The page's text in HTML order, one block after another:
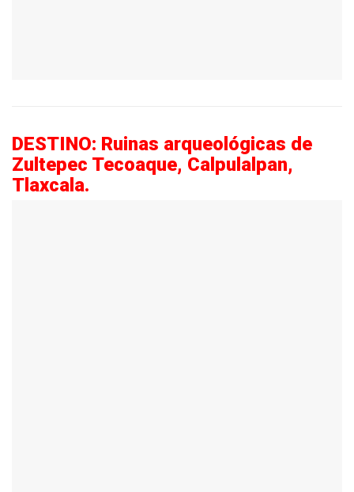
DESTINO: Ruinas arqueológicas de
Zultepec Tecoaque, Calpulalpan,
Tlaxcala.